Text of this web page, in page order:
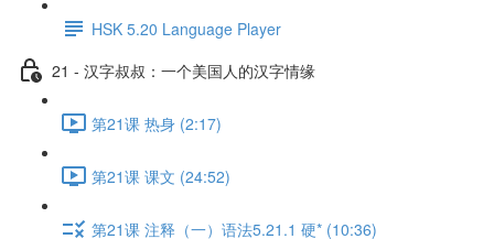
HSK 5.20 Language Player
21 - 汉字叔叔：一个美国人的汉字情缘
第21课 热身 (2:17)
第21课 课文 (24:52)
第21课 注释（一）语法5.21.1 硬* (10:36)